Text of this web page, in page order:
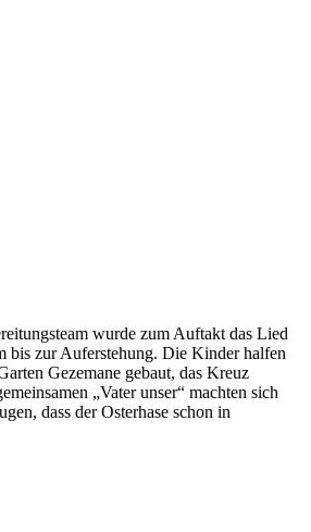
wurde zum Auftakt das Lied
bis zur Auferstehung. Die Kinder halfen
Gezemane gebaut, das Kreuz
„Vater unser“ machten sich
dass der Osterhase schon in